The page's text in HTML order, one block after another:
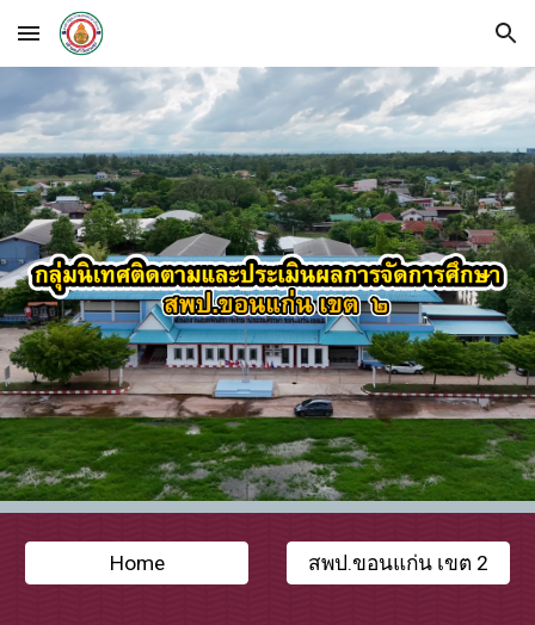
Skip to main content Skip to navigation
Home สพป.ขอนแก่น เขต 2